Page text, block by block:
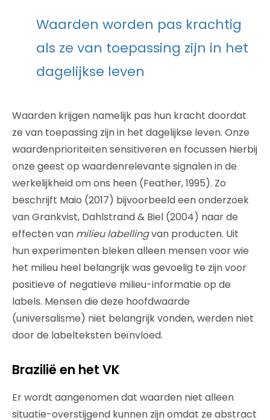
Waarden worden pas krachtig
als ze van toepassing zijn in het
dagelijkse leven
Waarden krijgen namelijk pas hun kracht doordat
ze van toepassing zijn in het dagelijkse leven. Onze
waardenprioriteiten sensitiveren en focussen hierbij
onze geest op waardenrelevante signalen in de
werkelijkheid om ons heen (Feather, 1995). Zo
beschrijft Maio (2017) bijvoorbeeld een onderzoek
van Grankvist, Dahlstrand & Biel (2004) naar de
effecten van milieu labellingvan producten. Uit
hun experimenten bleken alleen mensen voor wie
het milieu heel belangrijk was gevoelig te zijn voor
positieve of negatieve milieu-informatie op de
labels. Mensen die deze hoofdwaarde
(universalisme) niet belangrijk vonden, werden niet
door de labelteksten beïnvloed.
Brazilië en het VK
Er wordt aangenomen dat waarden niet alleen
situatie-overstijgend kunnen zijn omdat ze abstract